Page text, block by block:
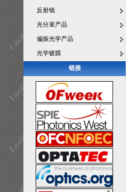
反射镜
光分束产品
偏振光学产品
光学镀膜
链接